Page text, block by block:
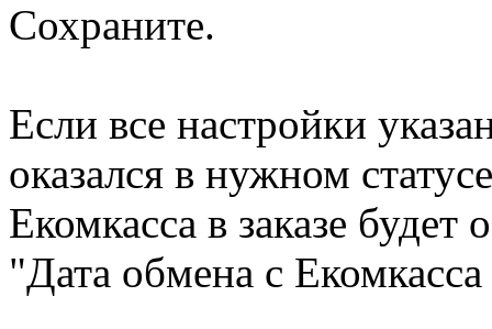
Сохраните.
Если все настройки
оказался в нужном
Екомкасса в заказе будет
"Дата обмена с